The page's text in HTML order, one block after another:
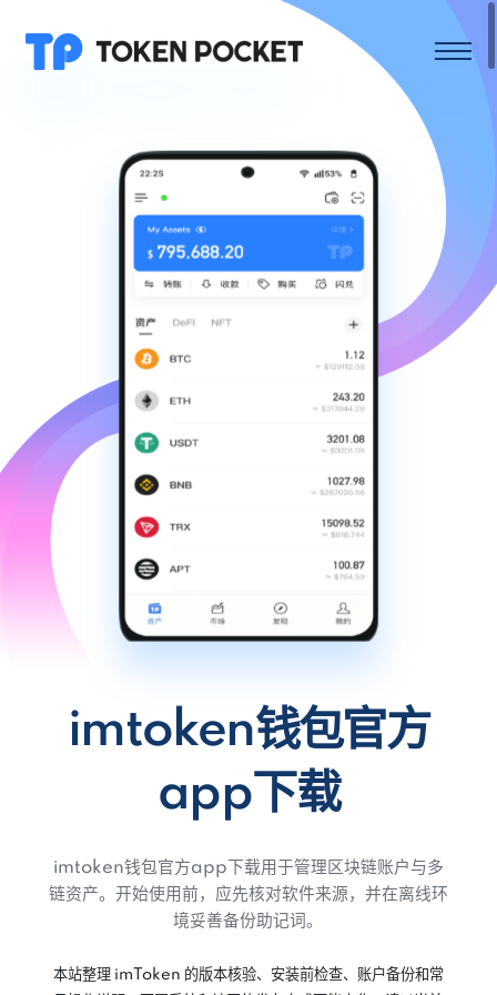
imtoken钱包官方
app下载
imtoken钱包官方app下载用于管理区块链账户与多
链资产。开始使用前，应先核对软件来源，并在离线环
境妥善备份助记词。
本站整理 imToken 的版本核验、安装前检查、账户备份和常